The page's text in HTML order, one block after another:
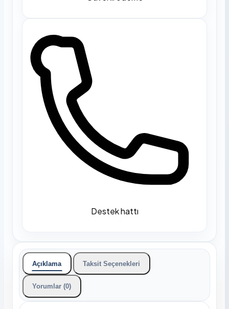
Destek hattı
Açıklama Taksit Seçenekleri
Yorumlar (0)